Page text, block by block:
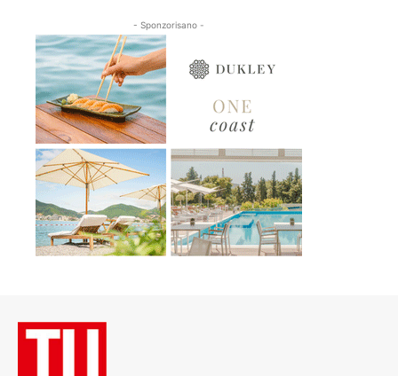
- Sponzorisano -